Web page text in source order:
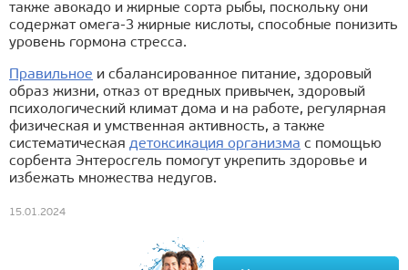
также авокадо и жирные сорта рыбы, поскольку они
содержат омега-3 жирные кислоты, способные понизить
уровень гормона стресса.
Правильное и сбалансированное питание, здоровый
образ жизни, отказ от вредных привычек, здоровый
психологический климат дома и на работе, регулярная
физическая и умственная активность, а также
систематическая детоксикация организма с помощью
сорбента Энтеросгель помогут укрепить здоровье и
избежать множества недугов.
15.01.2024